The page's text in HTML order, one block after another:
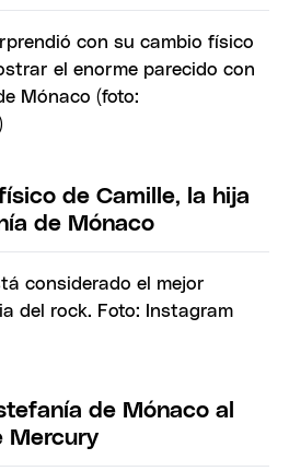
de Camille, la hija
de Mónaco
de Mónaco al
Mercury